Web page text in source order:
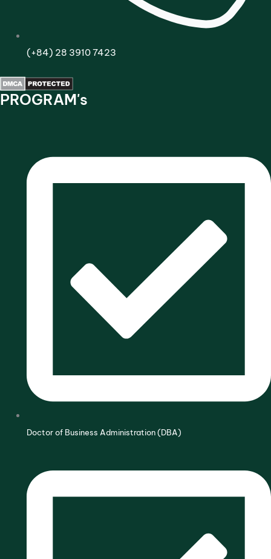
(+84) 28 3910 7423
PROGRAM's
Doctor of Business Administration (DBA)